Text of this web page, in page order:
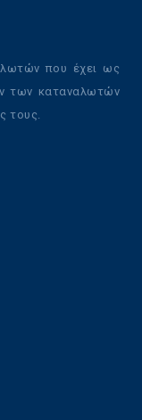
που έχει ως
των καταναλωτών
τους.